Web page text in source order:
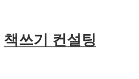
책쓰기 컨설팅